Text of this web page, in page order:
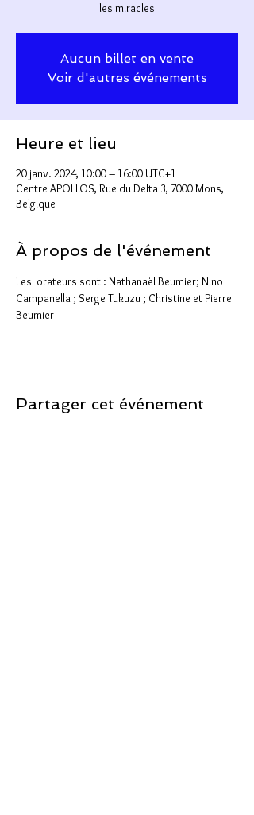
les miracles
Aucun billet en vente
Voir d'autres événements
Heure et lieu
20 janv. 2024, 10:00 – 16:00 UTC+1
Centre APOLLOS, Rue du Delta 3, 7000 Mons,
Belgique
À propos de l'événement
Les  orateurs sont : Nathanaël Beumier; Nino
Campanella ; Serge Tukuzu ; Christine et Pierre
Beumier
Partager cet événement